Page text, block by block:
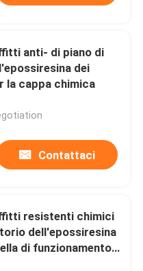
anti- di piano di
dei
la cappa chimica
Contattaci
resistenti chimici
dell'epossiresina
di funzionamento